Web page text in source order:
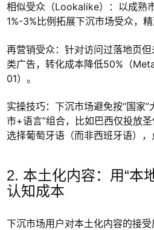
相似受众（Lookalike）：以成熟
1%-3%比例拓展下沉市场受众，精
再营销受众：针对访问过落地页
类广告，转化成本降低50%（
01）。
实操技巧：下沉市场避免按“国家
市+语言”组合，比如巴西仅投放
选择葡萄牙语（而非西班牙语），
2. 本土化内容：用“本
认知成本
下沉市场用户对本土化内容的接